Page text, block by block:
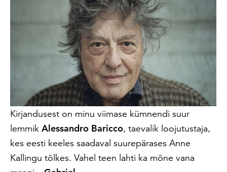
Kirjandusest on minu viimase kümnendi suur
lemmik Alessandro Baricco, taevalik loojutustaja,
kes eesti keeles saadaval suurepärases Anne
Kallingu tõlkes. Vahel teen lahti ka mõne vana